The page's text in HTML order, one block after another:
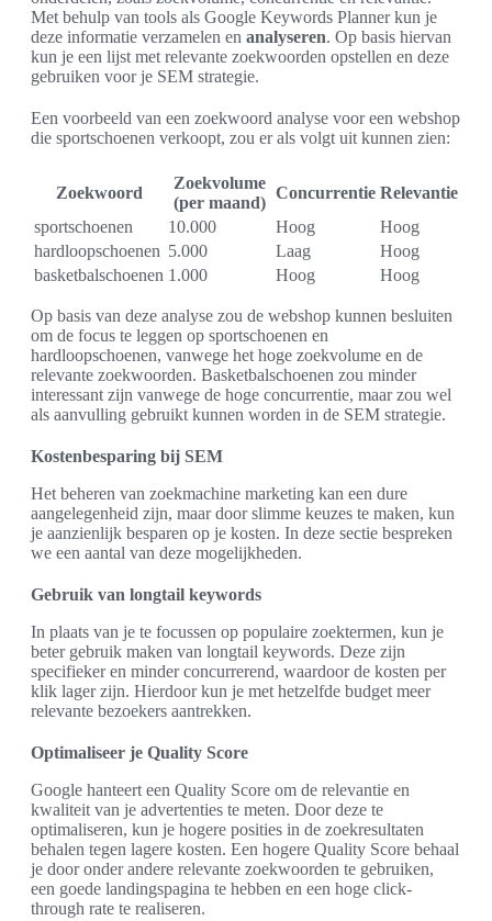
Met behulp van tools als Google Keywords Planner kun je
deze informatie verzamelen en analyseren. Op basis hiervan
kun je een lijst met relevante zoekwoorden opstellen en deze
gebruiken voor je SEM strategie.
Een voorbeeld van een zoekwoord analyse voor een webshop
die sportschoenen verkoopt, zou er als volgt uit kunnen zien:
Zoekwoord
Zoekvolume
(per maand)
Concurrentie Relevantie
sportschoenen
10.000 Hoog
Hoog
hardloopschoenen 5.000 Laag
Hoog
basketbalschoenen 1.000 Hoog Hoog
Op basis van deze analyse zou de webshop kunnen besluiten
om de focus te leggen op sportschoenen en
hardloopschoenen, vanwege het hoge zoekvolume en de
relevante zoekwoorden. Basketbalschoenen zou minder
interessant zijn vanwege de hoge concurrentie, maar zou wel
als aanvulling gebruikt kunnen worden in de SEM strategie.
Kostenbesparing bij SEM
Het beheren van zoekmachine marketing kan een dure
aangelegenheid zijn, maar door slimme keuzes te maken, kun
je aanzienlijk besparen op je kosten. In deze sectie bespreken
we een aantal van deze mogelijkheden.
Gebruik van longtail keywords
In plaats van je te focussen op populaire zoektermen, kun je
beter gebruik maken van longtail keywords. Deze zijn
specifieker en minder concurrerend, waardoor de kosten per
klik lager zijn. Hierdoor kun je met hetzelfde budget meer
relevante bezoekers aantrekken.
Optimaliseer je Quality Score
Google hanteert een Quality Score om de relevantie en
kwaliteit van je advertenties te meten. Door deze te
optimaliseren, kun je hogere posities in de zoekresultaten
behalen tegen lagere kosten. Een hogere Quality Score behaal
je door onder andere relevante zoekwoorden te gebruiken,
een goede landingspagina te hebben en een hoge click-
through rate te realiseren.